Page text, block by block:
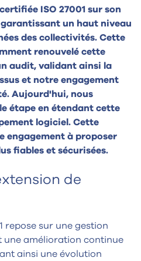
ISO 27001 sur son
garantissant un haut niveau
des collectivités. Cette
renouvelé cette
audit, validant ainsi la
et notre engagement
Aujourd'hui, nous
étape en étendant cette
logiciel. Cette
engagement à proposer
fiables et sécurisées.
de
repose sur une gestion
une amélioration continue
ainsi une évolution